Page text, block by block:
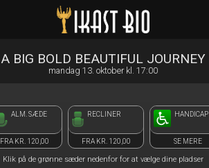
Ikast Bio
A BIG BOLD BEAUTIFUL JOURNEY
mandag 13. oktober kl. 17:00
ALM. SÆDE
FRA KR. 120,00
RECLINER
FRA KR. 120,00
HANDICAP
SE MERE
Klik på de grønne sæder nedenfor for at vælge dine pladser
front03-cc 050420